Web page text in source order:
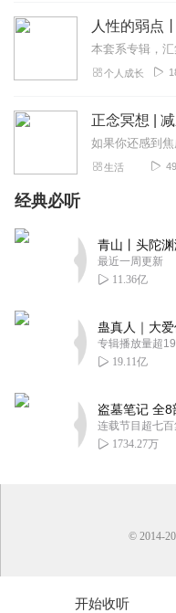
个人成长
生活
经典必听
最近一周更新
11.36亿
专辑播放量超
19.11亿
连载节目超七
1734.27万
开始收听
© 2014-